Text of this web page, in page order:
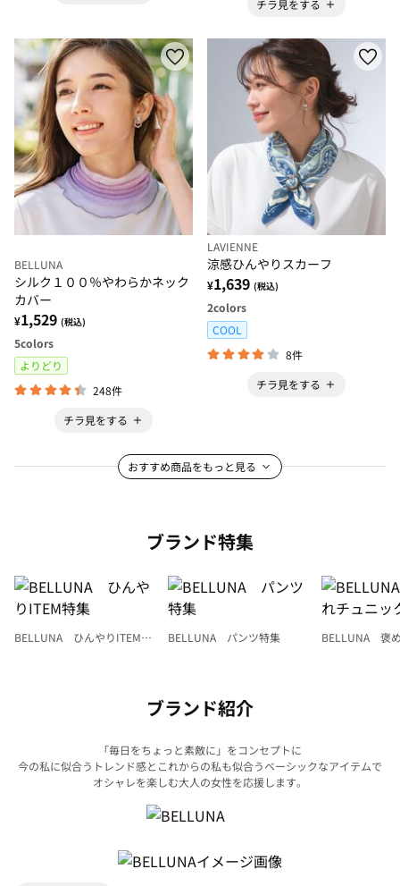
チラ見をする
BELLUNA
シルク１００％やわらかネック
カバー
¥1,529 (税込)
5colors
よりどり
248件
チラ見をする
LAVIENNE
涼感ひんやりスカーフ
¥1,639 (税込)
2colors
COOL
8件
チラ見をする
おすすめ商品をもっと見る
ブランド特集
BELLUNA ひんやりITEM特
BELLUNA パンツ特集
BELLUNA 褒
ブランド紹介
「毎日をちょっと素敵に」をコンセプトに
今の私に似合うトレンド感とこれからの私も似合うベーシックなアイテムで
オシャレを楽しむ大人の女性を応援します。